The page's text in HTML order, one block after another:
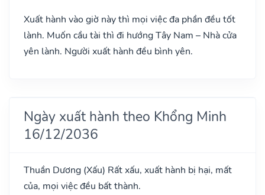
Xuất hành vào giờ này thì mọi việc đa phần đều tốt
lành. Muốn cầu tài thì đi hướng Tây Nam – Nhà cửa
yên lành. Người xuất hành đều bình yên.
Ngày xuất hành theo Khổng Minh
16/12/2036
Thuần Dương (Xấu) Rất xấu, xuất hành bị hại, mất
của, mọi việc đều bất thành.